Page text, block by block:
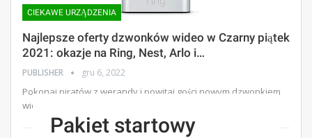
CIEKAWE URZĄDZENIA
Najlepsze oferty dzwonków wideo w Czarny piątek
2021: okazje na Ring, Nest, Arlo i…
PUBLISHER gru 6, 2022
Pokonaj piratów z werandy i powitaj gości nowym dzwonkiem
wideo, a ceny nigdy nie będą niższe niż w Czarny piątek.
Pakiet startowy